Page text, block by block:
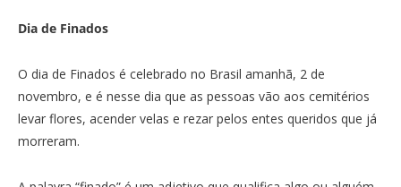
Dia de Finados
O dia de Finados é celebrado no Brasil amanhã, 2 de
novembro, e é nesse dia que as pessoas vão aos cemitérios
levar flores, acender velas e rezar pelos entes queridos que já
morreram.